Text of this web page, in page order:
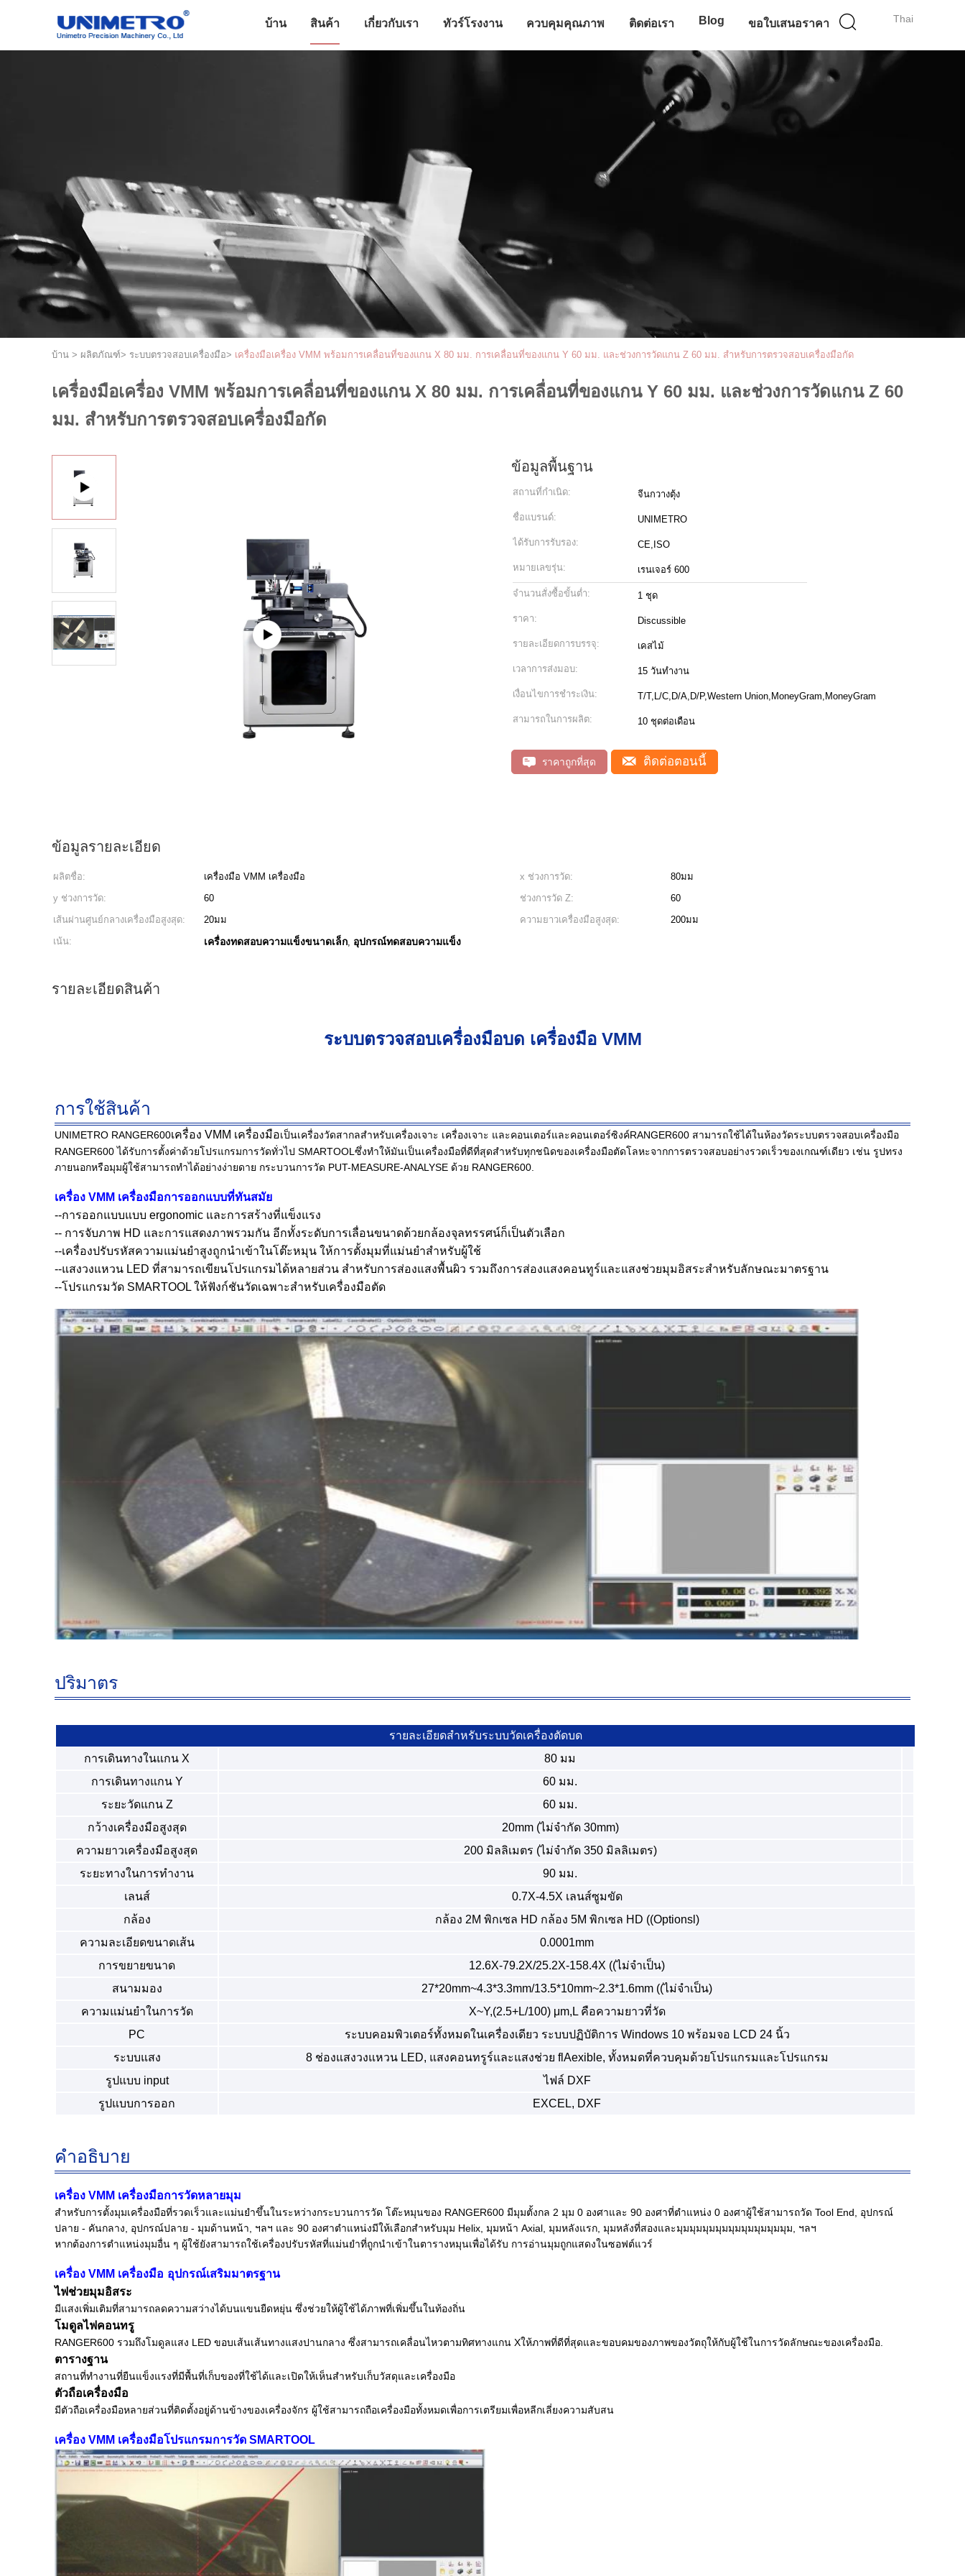
Thai
บ้าน สินค้า เกี่ยวกับเรา ทัวร์โรงงาน ควบคุมคุณภาพ ติดต่อเรา Blog ขอใบเสนอราคา
บ้าน > ผลิตภัณฑ์> ระบบตรวจสอบเครื่องมือ> เครื่องมือเครื่อง VMM พร้อมการเคลื่อนที่ของแกน X 80 มม. การเคลื่อนที่ของแกน Y 60 มม. และช่วงการวัดแกน Z 60 มม. สำหรับการตรวจสอบเครื่องมือกัด
เครื่องมือเครื่อง VMM พร้อมการเคลื่อนที่ของแกน X 80 มม. การเคลื่อนที่ของแกน Y 60 มม. และช่วงการวัดแกน Z 60
มม. สำหรับการตรวจสอบเครื่องมือกัด
ข้อมูลพื้นฐาน
สถานที่กำเนิด: จีนกวางตุ้ง
ชื่อแบรนด์: UNIMETRO
ได้รับการรับรอง: CE,ISO
หมายเลขรุ่น: เรนเจอร์ 600
จำนวนสั่งซื้อขั้นต่ำ: 1 ชุด
ราคา: Discussible
รายละเอียดการบรรจุ: เคสไม้
เวลาการส่งมอบ: 15 วันทำงาน
เงื่อนไขการชำระเงิน: T/T,L/C,D/A,D/P,Western Union,MoneyGram,MoneyGram
สามารถในการผลิต: 10 ชุดต่อเดือน
ราคาถูกที่สุด ติดต่อตอนนี้
ข้อมูลรายละเอียด
ผลิตชื่อ: เครื่องมือ VMM เครื่องมือ x ช่วงการวัด:
80มม
y ช่วงการวัด:
60 ช่วงการวัด Z:
60
เส้นผ่านศูนย์กลางเครื่องมือสูงสุด:
20มม ความยาวเครื่องมือสูงสุด:
200มม
เน้น:
เครื่องทดสอบความแข็งขนาดเล็ก, อุปกรณ์ทดสอบความแข็ง
รายละเอียดสินค้า
ระบบตรวจสอบเครื่องมือบด เครื่องมือ VMM
การใช้สินค้า
UNIMETRO RANGER600เครื่อง VMM เครื่องมือเป็นเครื่องวัดสากลสําหรับเครื่องเจาะ เครื่องเจาะ และคอนเตอร์และคอนเตอร์ซิงค์RANGER600 สามารถใช้ได้ในห้องวัดระบบตรวจสอบเครื่องมือ
RANGER600 ได้รับการตั้งค่าด้วยโปรแกรมการวัดทั่วไป SMARTOOLซึ่งทําให้มันเป็นเครื่องมือที่ดีที่สุดสําหรับทุกชนิดของเครื่องมือตัดโลหะจากการตรวจสอบอย่างรวดเร็วของเกณฑ์เดียว เช่น รูปทรง
ภายนอกหรือมุมผู้ใช้สามารถทําได้อย่างง่ายดาย กระบวนการวัด PUT-MEASURE-ANALYSE ด้วย RANGER600.
เครื่อง VMM เครื่องมือการออกแบบที่ทันสมัย
--การออกแบบแบบ ergonomic และการสร้างที่แข็งแรง
-- การจับภาพ HD และการแสดงภาพรวมกัน อีกทั้งระดับการเลื่อนขนาดด้วยกล้องจุลทรรศน์ก็เป็นตัวเลือก
--เครื่องปรับรหัสความแม่นยําสูงถูกนําเข้าในโต๊ะหมุน ให้การตั้งมุมที่แม่นยําสําหรับผู้ใช้
--แสงวงแหวน LED ที่สามารถเขียนโปรแกรมได้หลายส่วน สําหรับการส่องแสงพื้นผิว รวมถึงการส่องแสงคอนทูร์และแสงช่วยมุมอิสระสําหรับลักษณะมาตรฐาน
--โปรแกรมวัด SMARTOOL ให้ฟังก์ชันวัดเฉพาะสําหรับเครื่องมือตัด
ปริมาตร
รายละเอียดสําหรับระบบวัดเครื่องตัดบด
การเดินทางในแกน X
80 มม
การเดินทางแกน Y
60 มม.
ระยะวัดแกน Z
60 มม.
กว้างเครื่องมือสูงสุด
20mm (ไม่จํากัด 30mm)
ความยาวเครื่องมือสูงสุด
200 มิลลิเมตร (ไม่จํากัด 350 มิลลิเมตร)
ระยะทางในการทํางาน
90 มม.
เลนส์
0.7X-4.5X เลนส์ซูมขัด
กล้อง
กล้อง 2M พิกเซล HD กล้อง 5M พิกเซล HD ((Optionsl)
ความละเอียดขนาดเส้น
0.0001mm
การขยายขนาด
12.6X-79.2X/25.2X-158.4X ((ไม่จําเป็น)
สนามมอง
27*20mm~4.3*3.3mm/13.5*10mm~2.3*1.6mm ((ไม่จําเป็น)
ความแม่นยําในการวัด
X~Y,(2.5+L/100) μm,L คือความยาวที่วัด
PC
ระบบคอมพิวเตอร์ทั้งหมดในเครื่องเดียว ระบบปฏิบัติการ Windows 10 พร้อมจอ LCD 24 นิ้ว
ระบบแสง
8 ช่องแสงวงแหวน LED, แสงคอนทรูร์และแสงช่วย flAexible, ทั้งหมดที่ควบคุมด้วยโปรแกรมและโปรแกรม
รูปแบบ input
ไฟล์ DXF
รูปแบบการออก
EXCEL, DXF
คําอธิบาย
เครื่อง VMM เครื่องมือการวัดหลายมุม
สําหรับการตั้งมุมเครื่องมือที่รวดเร็วและแม่นยําขึ้นในระหว่างกระบวนการวัด โต๊ะหมุนของ RANGER600 มีมุมตั้งกล 2 มุม 0 องศาและ 90 องศาที่ตําแหน่ง 0 องศาผู้ใช้สามารถวัด Tool End, อุปกรณ์
ปลาย - คันกลาง, อุปกรณ์ปลาย - มุมด้านหน้า, ฯลฯ และ 90 องศาตําแหน่งมีให้เลือกสําหรับมุม Helix, มุมหน้า Axial, มุมหลังแรก, มุมหลังที่สองและมุมมุมมุมมุมมุมมุมมุมมุมมุม, ฯลฯ
หากต้องการตําแหน่งมุมอื่น ๆ ผู้ใช้ยังสามารถใช้เครื่องปรับรหัสที่แม่นยําที่ถูกนําเข้าในตารางหมุนเพื่อได้รับ การอ่านมุมถูกแสดงในซอฟต์แวร์
เครื่อง VMM เครื่องมือ อุปกรณ์เสริมมาตรฐาน
ไฟช่วยมุมอิสระ
มีแสงเพิ่มเติมที่สามารถลดความสว่างได้บนแขนยืดหยุ่น ซึ่งช่วยให้ผู้ใช้ได้ภาพที่เพิ่มขึ้นในท้องถิ่น
โมดูลไฟคอนทรู
RANGER600 รวมถึงโมดูลแสง LED ขอบเส้นเส้นทางแสงปานกลาง ซึ่งสามารถเคลื่อนไหวตามทิศทางแกน Xให้ภาพที่ดีที่สุดและขอบคมของภาพของวัตถุให้กับผู้ใช้ในการวัดลักษณะของเครื่องมือ.
ตารางฐาน
สถานที่ทํางานที่ยืนแข็งแรงที่มีพื้นที่เก็บของที่ใช้ได้และเปิดให้เห็นสําหรับเก็บวัสดุและเครื่องมือ
ตัวถือเครื่องมือ
มีตัวถือเครื่องมือหลายส่วนที่ติดตั้งอยู่ด้านข้างของเครื่องจักร ผู้ใช้สามารถถือเครื่องมือทั้งหมดเพื่อการเตรียมเพื่อหลีกเลี่ยงความสับสน
เครื่อง VMM เครื่องมือโปรแกรมการวัด SMARTOOL